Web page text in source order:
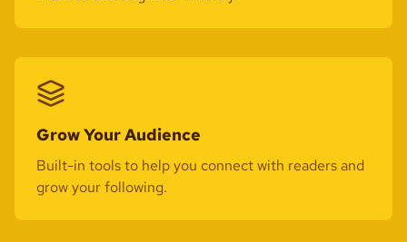
Grow Your Audience
Built-in tools to help you connect with readers and
grow your following.